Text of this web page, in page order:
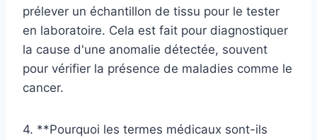
prélever un échantillon de tissu pour le tester
en laboratoire. Cela est fait pour diagnostiquer
la cause d'une anomalie détectée, souvent
pour vérifier la présence de maladies comme le
cancer.
4. **Pourquoi les termes médicaux sont-ils